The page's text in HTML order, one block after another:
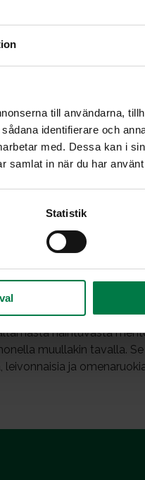
till användarna,
identifierare och
med. Dessa kan i
samlat in när du har
Statistik
joista kymmenen
haihtuvasta
muullakin tavalla.
ja